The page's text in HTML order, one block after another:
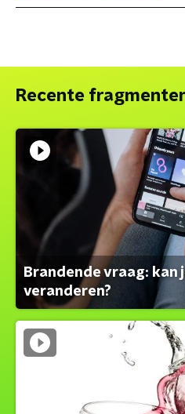
Recente
Brandende vraag: kan
veranderen?